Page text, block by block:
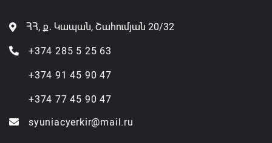
ՀՀ, ք․ Կապան, Շահումյան 20/32
+374 285 5 25 63
+374 91 45 90 47
+374 77 45 90 47
syuniacyerkir@mail.ru